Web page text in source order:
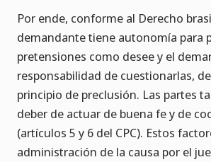
Por ende, conforme al Derecho
demandante tiene autonomía para
pretensiones como desee y el
responsabilidad de cuestionarlas,
principio de preclusión. Las partes
deber de actuar de buena fe y de
(artículos 5 y 6 del CPC). Estos
administración de la causa por el